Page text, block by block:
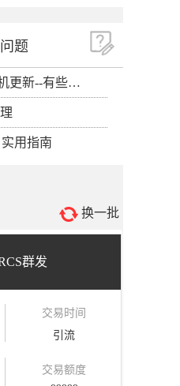
题
电报下载--纸飞机更新--有些用户安卓手机无法更新电报软件
用指南
换一批
群发
交易时间
引流
交易额度